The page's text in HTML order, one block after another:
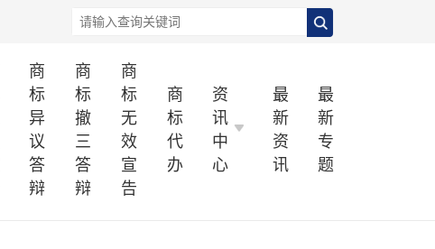
商
标
异
议
答
辩
商
标
撤
三
答
辩
商
标
无
效
宣
告
商
标
代
办
资
讯
中
心
最
新
资
讯
最
新
专
题